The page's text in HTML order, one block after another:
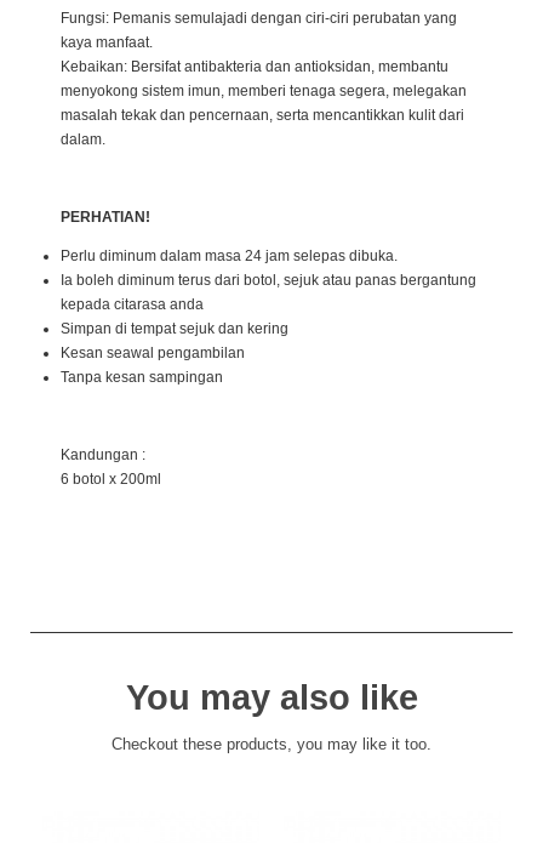
Fungsi: Pemanis semulajadi dengan ciri-ciri perubatan yang
kaya manfaat.
Kebaikan: Bersifat antibakteria dan antioksidan, membantu
menyokong sistem imun, memberi tenaga segera, melegakan
masalah tekak dan pencernaan, serta mencantikkan kulit dari
dalam.
PERHATIAN!
Perlu diminum dalam masa 24 jam selepas dibuka.
Ia boleh diminum terus dari botol, sejuk atau panas bergantung
kepada citarasa anda
Simpan di tempat sejuk dan kering
Kesan seawal pengambilan
Tanpa kesan sampingan
Kandungan :
6 botol x 200ml
You may also like
Checkout these products, you may like it too.